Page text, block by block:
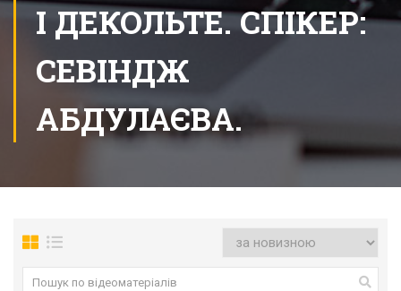
І ДЕКОЛЬТЕ. СПІКЕР:
СЕВІНДЖ
АБДУЛАЄВА.